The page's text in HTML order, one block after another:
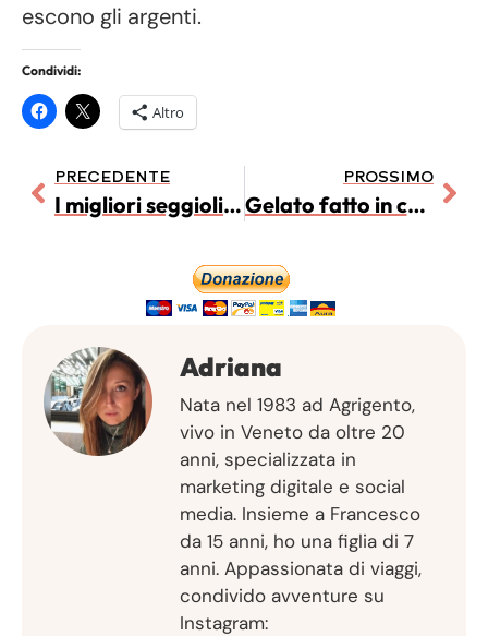
escono gli argenti.
Condividi:
Altro
PRECEDENTE
I migliori seggiolini bici per i nostri bambini
PROSSIMO
Gelato fatto in casa
Adriana
Nata nel 1983 ad Agrigento,
vivo in Veneto da oltre 20
anni, specializzata in
marketing digitale e social
media. Insieme a Francesco
da 15 anni, ho una figlia di 7
anni. Appassionata di viaggi,
condivido avventure su
Instagram: